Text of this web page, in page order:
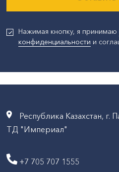
Нажимая кнопку, я принимаю
конфиденциальности и
Республика Казахстан, г.
ТД "Империал"
+7 705 707 1555